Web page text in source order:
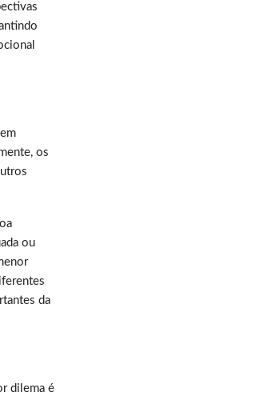
os
ou
da
dilema é